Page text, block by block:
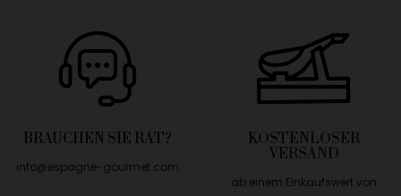
BRAUCHEN SIE RAT?
info@espagne-gourmet.com
KOSTENLOSER
VERSAND
ab einem Einkaufswert von